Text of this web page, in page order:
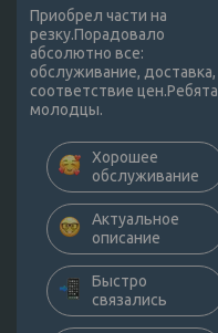
Приобрел части на
резку.Порадовало
абсолютно все:
обслуживание, доставка,
соответствие цен.Ребята
молодцы.
Хорошее
обслуживание
Актуальное
описание
Быстро
связались